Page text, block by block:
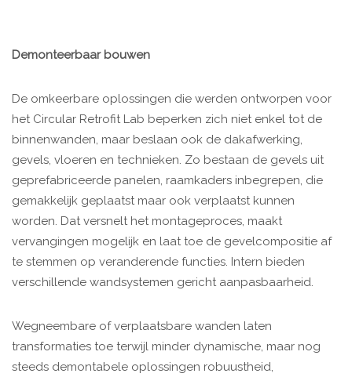
Demonteerbaar bouwen
De omkeerbare oplossingen die werden ontworpen voor
het Circular Retrofit Lab beperken zich niet enkel tot de
binnenwanden, maar beslaan ook de dakafwerking,
gevels, vloeren en technieken. Zo bestaan de gevels uit
geprefabriceerde panelen, raamkaders inbegrepen, die
gemakkelijk geplaatst maar ook verplaatst kunnen
worden. Dat versnelt het montageproces, maakt
vervangingen mogelijk en laat toe de gevelcompositie af
te stemmen op veranderende functies. Intern bieden
verschillende wandsystemen gericht aanpasbaarheid.
Wegneembare of verplaatsbare wanden laten
transformaties toe terwijl minder dynamische, maar nog
steeds demontabele oplossingen robuustheid,